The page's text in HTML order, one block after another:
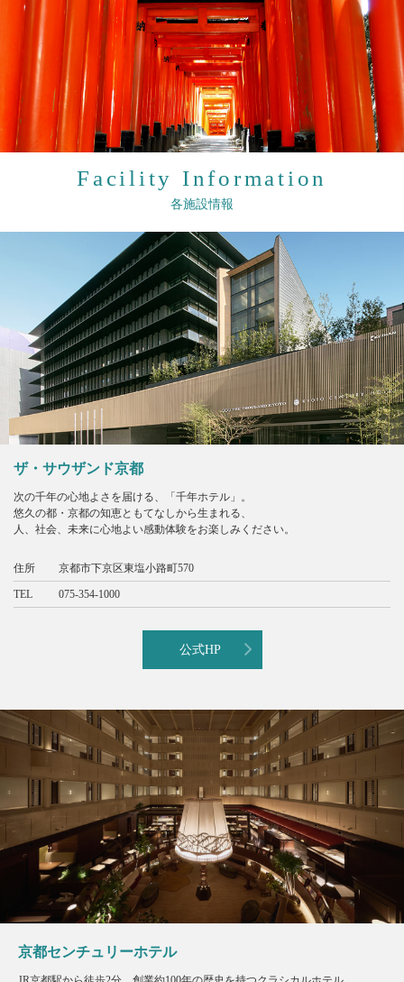
Facility Information
各施設情報
ザ・サウザンド京都
次の千年の心地よさを届ける、「千年ホテル」。
悠久の都・京都の知恵ともてなしから生まれる、
人、社会、未来に心地よい感動体験をお楽しみください。
住所 京都市下京区東塩小路町570
TEL 075-354-1000
公式HP
京都センチュリーホテル